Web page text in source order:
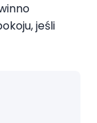
jeśli